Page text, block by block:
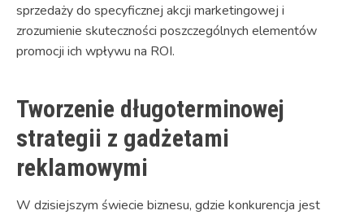
sprzedaży do specyficznej akcji marketingowej i
zrozumienie skuteczności poszczególnych elementów
promocji ich wpływu na ROI.
Tworzenie długoterminowej
strategii z gadżetami
reklamowymi
W dzisiejszym świecie biznesu, gdzie konkurencja jest